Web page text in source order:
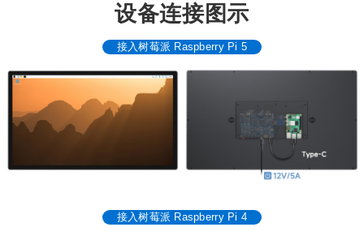
设备连接图示
接入树莓派 Raspberry Pi 5
接入树莓派 Raspberry Pi 4